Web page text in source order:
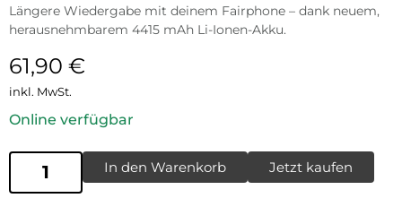
Längere Wiedergabe mit deinem Fairphone – dank neuem,
herausnehmbarem 4415 mAh Li-Ionen-Akku.
61,90 €
inkl. MwSt.
Online verfügbar
In den Warenkorb Jetzt kaufen